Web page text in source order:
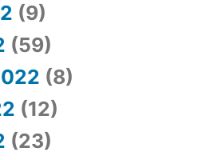
(9)
(59)
(8)
(12)
(23)